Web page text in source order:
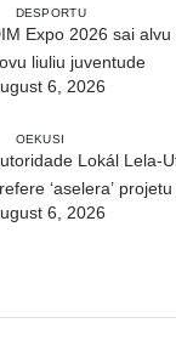
DESPORTU
Expo 2026 sai
liuliu juventude
6, 2026
OEKUSI
Lokál Lela-
‘aselera’
tempu udan
6, 2026